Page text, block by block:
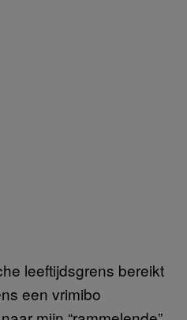
leeftijdsgrens bereikt
een vrimibo